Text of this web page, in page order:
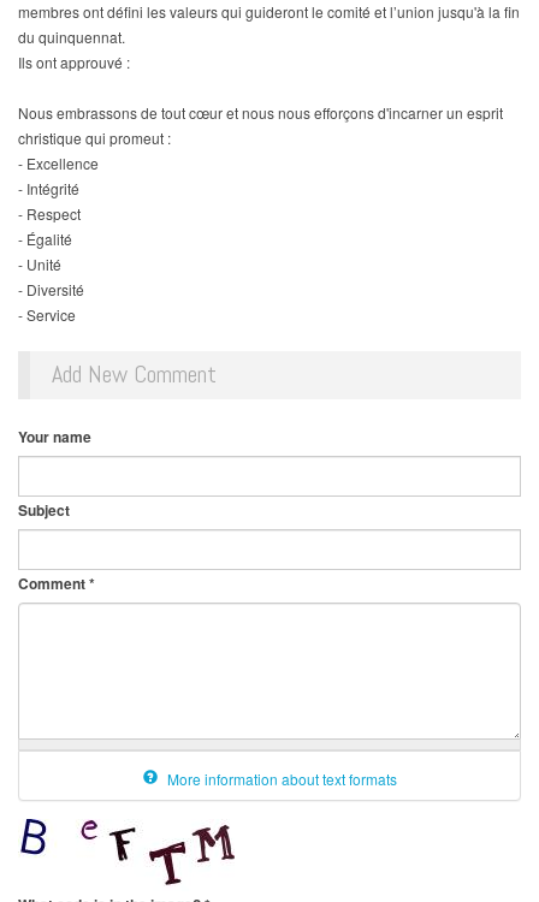
membres ont défini les valeurs qui guideront le comité et l’union jusqu'à la fin
du quinquennat.
Ils ont approuvé :
Nous embrassons de tout cœur et nous nous efforçons d'incarner un esprit
christique qui promeut :
- Excellence
- Intégrité
- Respect
- Égalité
- Unité
- Diversité
- Service
Add New Comment
Your name
Subject
Comment*
More information about text formats